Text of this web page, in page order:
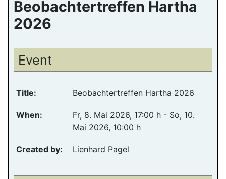
Beobachtertreffen Hartha
2026
Event
Title: Beobachtertreffen Hartha 2026
When: Fr, 8. Mai 2026, 17:00 h - So, 10.
Mai 2026, 10:00 h
Created by: Lienhard Pagel